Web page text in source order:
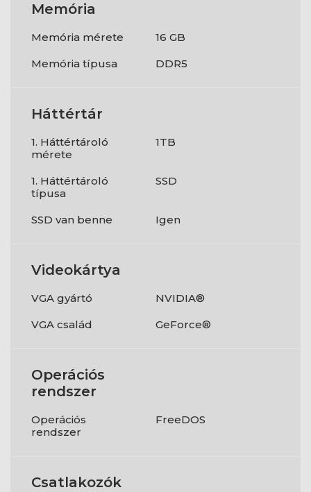
Memória
Memória mérete
16 GB
Memória típusa
DDR5
Háttértár
1. Háttértároló
mérete
1TB
1. Háttértároló
típusa
SSD
SSD van benne Igen
Videokártya
VGA gyártó
NVIDIA®
VGA család
GeForce®
Operációs
rendszer
Operációs
rendszer
FreeDOS
Csatlakozók